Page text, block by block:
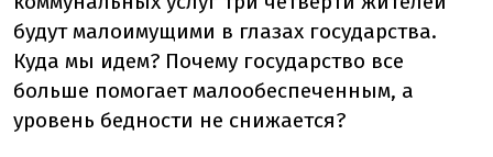
будут малоимущими в глазах государства.
Куда мы идем? Почему государство все
больше помогает малообеспеченным, а
уровень бедности не снижается?